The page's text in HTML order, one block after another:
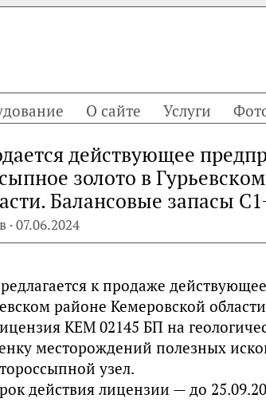
О сайте Услуги
действующее
золото в
Балансовые запасы
· 07.06.2024
к продаже
районе Кемеровской
КЕМ 02145 БП на
месторождений полезных
узел.
действия лицензии — до